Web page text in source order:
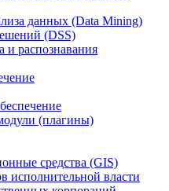
данных (Data Mining)
(DSS)
и распознавания
(плагины)
средства (GIS)
исполнительной власти